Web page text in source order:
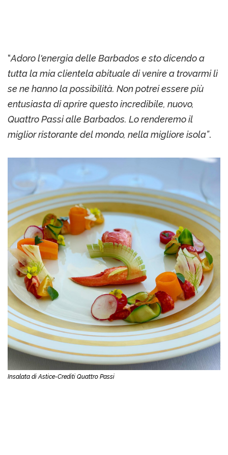
“Adoro l'energia delle Barbados e sto dicendo a
tutta la mia clientela abituale di venire a trovarmi lì
se ne hanno la possibilità. Non potrei essere più
entusiasta di aprire questo incredibile, nuovo,
Quattro Passi alle Barbados. Lo renderemo il
miglior ristorante del mondo, nella migliore isola”.
Insalata di Astice-Crediti Quattro Passi